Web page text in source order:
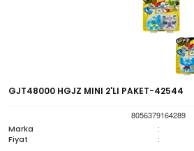
GJT48000 HGJZ MINI 2'LI PAKET-42544
8056379164289
Marka
:
Fiyat :